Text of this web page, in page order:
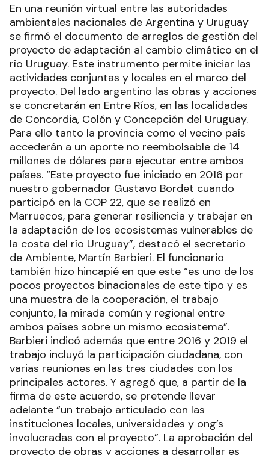
En una reunión virtual entre las autoridades
ambientales nacionales de Argentina y Uruguay
se firmó el documento de arreglos de gestión del
proyecto de adaptación al cambio climático en el
río Uruguay. Este instrumento permite iniciar las
actividades conjuntas y locales en el marco del
proyecto. Del lado argentino las obras y acciones
se concretarán en Entre Ríos, en las localidades
de Concordia, Colón y Concepción del Uruguay.
Para ello tanto la provincia como el vecino país
accederán a un aporte no reembolsable de 14
millones de dólares para ejecutar entre ambos
países. “Este proyecto fue iniciado en 2016 por
nuestro gobernador Gustavo Bordet cuando
participó en la COP 22, que se realizó en
Marruecos, para generar resiliencia y trabajar en
la adaptación de los ecosistemas vulnerables de
la costa del río Uruguay”, destacó el secretario
de Ambiente, Martín Barbieri. El funcionario
también hizo hincapié en que este “es uno de los
pocos proyectos binacionales de este tipo y es
una muestra de la cooperación, el trabajo
conjunto, la mirada común y regional entre
ambos países sobre un mismo ecosistema”.
Barbieri indicó además que entre 2016 y 2019 el
trabajo incluyó la participación ciudadana, con
varias reuniones en las tres ciudades con los
principales actores. Y agregó que, a partir de la
firma de este acuerdo, se pretende llevar
adelante “un trabajo articulado con las
instituciones locales, universidades y ong’s
involucradas con el proyecto”. La aprobación del
proyecto de obras y acciones a desarrollar es